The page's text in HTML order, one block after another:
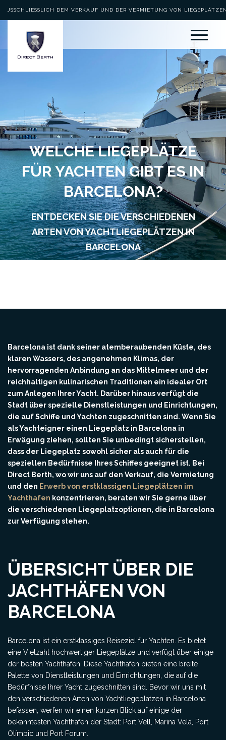
G PERSÖNLICHE BERATUNG
WELCHE LIEGEPLÄTZE
FÜR YACHTEN GIBT ES IN
BARCELONA?
ENTDECKEN SIE DIE VERSCHIEDENEN
ARTEN VON YACHTLIEGEPLÄTZEN IN
BARCELONA
Barcelona ist dank seiner atemberaubenden Küste, des
klaren Wassers, des angenehmen Klimas, der
hervorragenden Anbindung an das Mittelmeer und der
reichhaltigen kulinarischen Traditionen ein idealer Ort
zum Anlegen Ihrer Yacht. Darüber hinaus verfügt die
Stadt über spezielle Dienstleistungen und Einrichtungen,
die auf Schiffe und Yachten zugeschnitten sind. Wenn Sie
als Yachteigner einen Liegeplatz in Barcelona in
Erwägung ziehen, sollten Sie unbedingt sicherstellen,
dass der Liegeplatz sowohl sicher als auch für die
speziellen Bedürfnisse Ihres Schiffes geeignet ist. Bei
Direct Berth, wo wir uns auf den Verkauf, die Vermietung
und den Erwerb von erstklassigen Liegeplätzen im
Yachthafen konzentrieren, beraten wir Sie gerne über
die verschiedenen Liegeplatzoptionen, die in Barcelona
zur Verfügung stehen.
ÜBERSICHT ÜBER DIE
JACHTHÄFEN VON
BARCELONA
Barcelona ist ein erstklassiges Reiseziel für Yachten. Es bietet
eine Vielzahl hochwertiger Liegeplätze und verfügt über einige
der besten Yachthäfen. Diese Yachthäfen bieten eine breite
Palette von Dienstleistungen und Einrichtungen, die auf die
Bedürfnisse Ihrer Yacht zugeschnitten sind. Bevor wir uns mit
den verschiedenen Arten von Yachtliegeplätzen in Barcelona
befassen, werfen wir einen kurzen Blick auf einige der
bekanntesten Yachthäfen der Stadt: Port Vell, Marina Vela, Port
Olímpic und Port Forum.